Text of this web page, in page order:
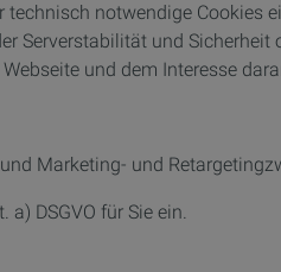
notwendige Cookies
Serverstabilität und
und dem Interesse
Marketing- und
DSGVO für Sie ein.